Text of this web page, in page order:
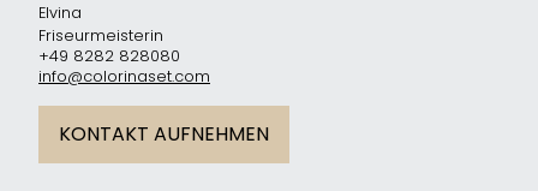
Elvina
Friseurmeisterin
+49 8282 828080
info@colorinaset.com
KONTAKT AUFNEHMEN